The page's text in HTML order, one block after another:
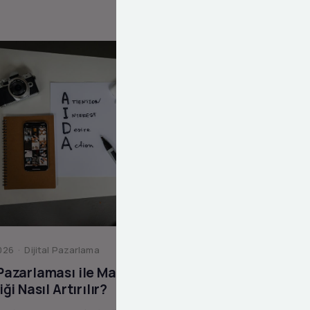
· Dijital Pazarlama
ile Marka
Nasıl Artırılır?